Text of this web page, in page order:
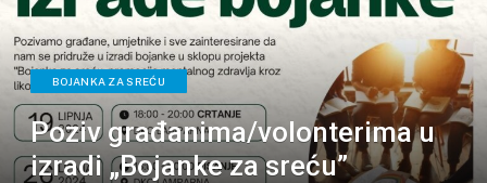
BOJANKA ZA SREĆU
Poziv građanima/volonterima u
izradi „Bojanke za sreću”